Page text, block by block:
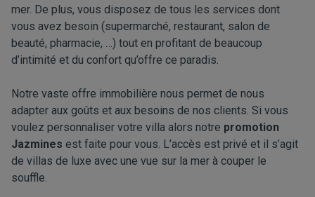
mer. De plus, vous disposez de tous les services dont
vous avez besoin (supermarché, restaurant, salon de
beauté, pharmacie, …) tout en profitant de beaucoup
d’intimité et du confort qu’offre ce paradis.
Notre vaste offre immobilière nous permet de nous
adapter aux goûts et aux besoins de nos clients. Si vous
voulez personnaliser votre villa alors notre promotion
Jazmines est faite pour vous. L’accès est privé et il s’agit
de villas de luxe avec une vue sur la mer à couper le
souffle.